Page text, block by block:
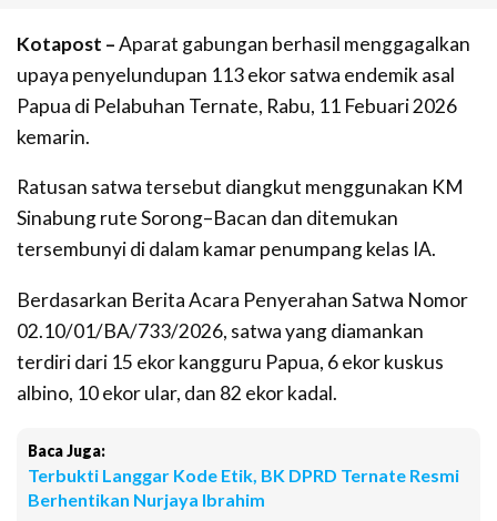
Kotapost –Aparat gabungan berhasil menggagalkan
upaya penyelundupan 113 ekor satwa endemik asal
Papua di Pelabuhan Ternate, Rabu, 11 Febuari 2026
kemarin.
Ratusan satwa tersebut diangkut menggunakan KM
Sinabung rute Sorong–Bacan dan ditemukan
tersembunyi di dalam kamar penumpang kelas IA.
Berdasarkan Berita Acara Penyerahan Satwa Nomor
02.10/01/BA/733/2026, satwa yang diamankan
terdiri dari 15 ekor kangguru Papua, 6 ekor kuskus
albino, 10 ekor ular, dan 82 ekor kadal.
Baca Juga:
Terbukti Langgar Kode Etik, BK DPRD Ternate Resmi
Berhentikan Nurjaya Ibrahim